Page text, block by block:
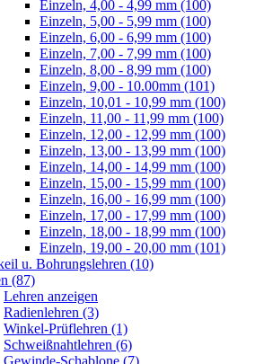
Einzeln, 4,00 - 4,99 mm (100)
Einzeln, 5,00 - 5,99 mm (100)
Einzeln, 6,00 - 6,99 mm (100)
Einzeln, 7,00 - 7,99 mm (100)
Einzeln, 8,00 - 8,99 mm (100)
Einzeln, 9,00 - 10.00mm (101)
Einzeln, 10,01 - 10,99 mm (100)
Einzeln, 11,00 - 11,99 mm (100)
Einzeln, 12,00 - 12,99 mm (100)
Einzeln, 13,00 - 13,99 mm (100)
Einzeln, 14,00 - 14,99 mm (100)
Einzeln, 15,00 - 15,99 mm (100)
Einzeln, 16,00 - 16,99 mm (100)
Einzeln, 17,00 - 17,99 mm (100)
Einzeln, 18,00 - 18,99 mm (100)
Einzeln, 19,00 - 20,00 mm (101)
u. Bohrungslehren (10)
(87)
Lehren anzeigen
Radienlehren (3)
Winkel-Prüflehren (1)
Schweißnahtlehren (6)
Gewinde-Schablone (7)